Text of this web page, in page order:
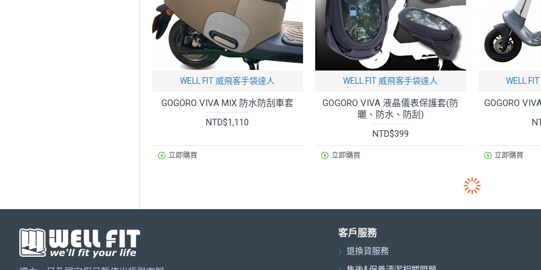
WELL FIT 威飛客手袋達人
GOGORO VIVA MIX 防水防刮車套
NTD$1,110
立即購買
WELL FIT 威飛客手袋達人
GOGORO VIVA 液晶儀表保護套(防
曬、防水、防刮)
NTD$399
立即購買
WELL
GOGORO
立即購買
客戶服務
退換貨服務